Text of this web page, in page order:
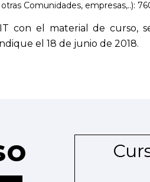
Comunidades, empresas,..):
con el material de curso,
el 18 de junio de 2018.